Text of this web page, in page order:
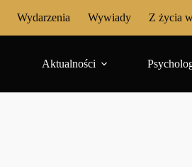
Wydarzenia Wywiady Z życia
Aktualności